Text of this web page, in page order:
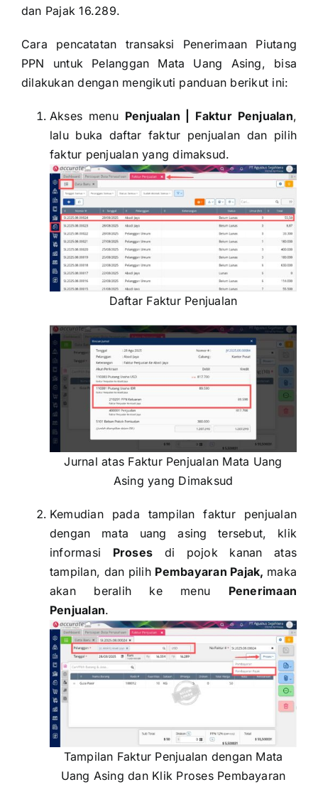
dan Pajak 16.289.
Cara pencatatan transaksi Penerimaan Piutang
PPN untuk Pelanggan Mata Uang Asing, bisa
dilakukan dengan mengikuti panduan berikut ini:
Akses menu Penjualan | Faktur Penjualan,
lalu buka daftar faktur penjualan dan pilih
faktur penjualan yang dimaksud.
Daftar Faktur Penjualan
Jurnal atas Faktur Penjualan Mata Uang
Asing yang Dimaksud
Kemudian pada tampilan faktur penjualan
dengan mata uang asing tersebut, klik
informasi Proses di pojok kanan atas
tampilan, dan pilih Pembayaran Pajak, maka
akan beralih ke menu Penerimaan
Penjualan.
Tampilan Faktur Penjualan dengan Mata
Uang Asing dan Klik Proses Pembayaran